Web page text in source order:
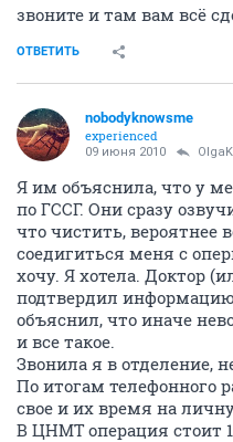
звоните и там вам всё
ОТВЕТИТЬ
nobodyknowsme
experienced
09 июня 2010
Я им объяснила, что у
по ГССГ. Они сразу
что чистить, вероятнее
соедигиться меня с
хочу. Я хотела. Доктор
подтвердил
объяснил, что иначе
и все такое.
Звонила я в отделение,
По итогам телефонного
свое и их время на
В ЦНМТ операция стоит